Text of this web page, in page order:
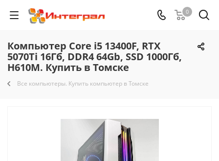
0
Компьютер Core i5 13400F, RTX
5070Ti 16Гб, DDR4 64Gb, SSD 1000Гб,
H610M. Купить в Томске
Все компьютеры. Купить компьютер в Томске